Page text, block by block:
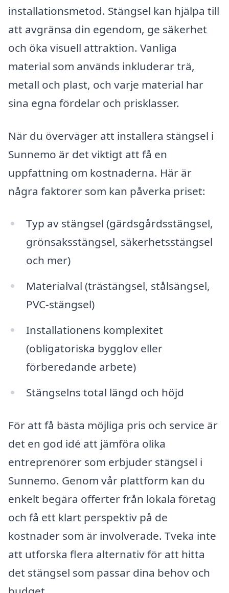
installationsmetod. Stängsel kan hjälpa till
att avgränsa din egendom, ge säkerhet
och öka visuell attraktion. Vanliga
material som används inkluderar trä,
metall och plast, och varje material har
sina egna fördelar och prisklasser.
När du överväger att installera stängsel i
Sunnemo är det viktigt att få en
uppfattning om kostnaderna. Här är
några faktorer som kan påverka priset:
Typ av stängsel (gärdsgårdsstängsel,
grönsaksstängsel, säkerhetsstängsel
och mer)
Materialval (trästängsel, stålsängsel,
PVC-stängsel)
Installationens komplexitet
(obligatoriska bygglov eller
förberedande arbete)
Stängselns total längd och höjd
För att få bästa möjliga pris och service är
det en god idé att jämföra olika
entreprenörer som erbjuder stängsel i
Sunnemo. Genom vår plattform kan du
enkelt begära offerter från lokala företag
och få ett klart perspektiv på de
kostnader som är involverade. Tveka inte
att utforska flera alternativ för att hitta
det stängsel som passar dina behov och